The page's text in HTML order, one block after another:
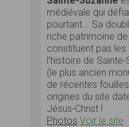
médiévale qui
pourtant... Sa
riche patrimoine
constituent pas les
l’histoire de
(le plus ancien
de récentes
origines du site
Jésus-Christ !
Photos Voir le site